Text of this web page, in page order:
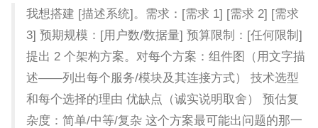
我想搭建 [描述系统]。需求：[需求 1] [需求 2] [需求
3] 预期规模：[用户数/数据量] 预算限制：[任何限制]
提出 2 个架构方案。对每个方案：组件图（用文字描
述——列出每个服务/模块及其连接方式） 技术选型
和每个选择的理由 优缺点（诚实说明取舍） 预估复
杂度：简单/中等/复杂 这个方案最可能出问题的那一